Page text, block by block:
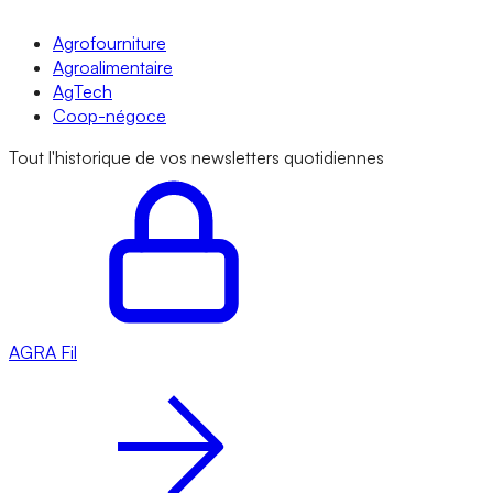
Agrofourniture
Agroalimentaire
AgTech
Coop-négoce
Tout l'historique de vos newsletters quotidiennes
AGRA Fil